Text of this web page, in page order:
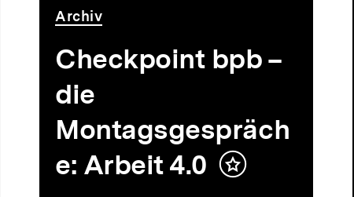
Video
Dauer
1
Min.
Archiv
Checkpoint bpb –
die
Montagsgespräch
e: Arbeit 4.0
Inhalt